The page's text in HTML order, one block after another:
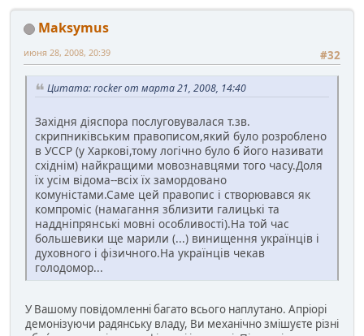
Maksymus
#32
июня 28, 2008, 20:39
Цитата: rocker от марта 21, 2008, 14:40
Західня діяспора послуговувалася т.зв.
скрипниківським правописом,який було розроблено
в УССР (у Харкові,тому логічно було б його називати
східнім) найкращими мовознавцями того часу.Доля
їх усім відома--всіх їх замордовано
комуністами.Саме цей правопис і створювався як
компроміс (намагання зблизити галицькі та
наддніпрянські мовні особливості).На той час
большевики ще марили (...) винищення українців і
духовного і фізичного.На українців чекав
голодомор...
У Вашому повідомленні багато всього наплутано. Апріорі
демонізуючи радянську владу, Ви механічно змішуєте різні